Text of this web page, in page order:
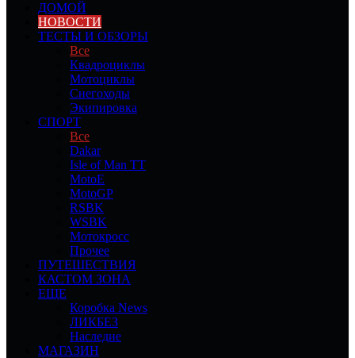
ДОМОЙ
НОВОСТИ
ТЕСТЫ И ОБЗОРЫ
Все
Квадроциклы
Мотоциклы
Снегоходы
Экипировка
СПОРТ
Все
Dakar
Isle of Man TT
MotoE
MotoGP
RSBK
WSBK
Мотокросс
Прочее
ПУТЕШЕСТВИЯ
КАСТОМ ЗОНА
ЕЩЕ
Коробка News
ЛИКБЕЗ
Наследие
МАГАЗИН